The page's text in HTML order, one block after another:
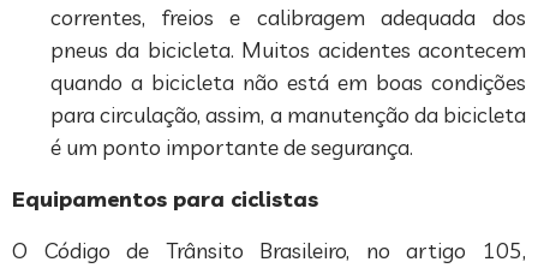
correntes, freios e calibragem adequada dos
pneus da bicicleta. Muitos acidentes acontecem
quando a bicicleta não está em boas condições
para circulação, assim, a manutenção da bicicleta
é um ponto importante de segurança.
Equipamentos para ciclistas
O Código de Trânsito Brasileiro, no artigo 105,